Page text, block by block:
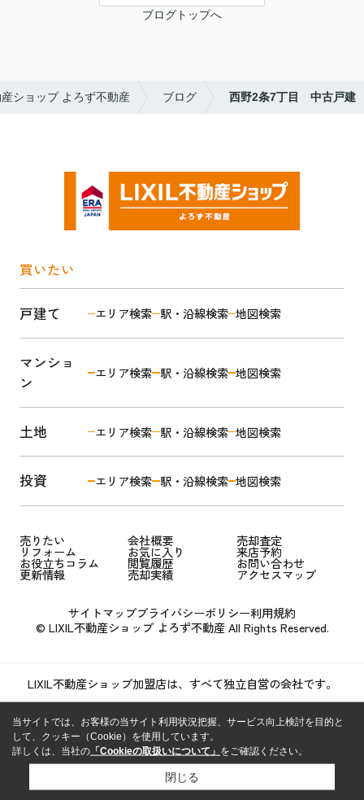
ブログトップへ
ショップ よろず不動産 ブログ 西野2条7丁目 中古戸建
買いたい
戸建て エリア検索 駅・沿線検索 地図検索
マンショ
ン
エリア検索 駅・沿線検索 地図検索
土地 エリア検索 駅・沿線検索 地図検索
投資 エリア検索 駅・沿線検索 地図検索
売りたい
リフォーム
お役立ちコラム
更新情報
会社概要
お気に入り
閲覧履歴
売却実績
売却査定
来店予約
お問い合わせ
アクセスマップ
サイトマッププライバシーポリシー利用規約
© LIXIL不動産ショップ よろず不動産 All Rights Reserved.
LIXIL不動産ショップ加盟店は、すべて独立自営の会社です。
当サイトでは、お客様の当サイト利用状況把握、サービス向上検討を目的と
して、クッキー（Cookie）を使用しています。
詳しくは、当社の 「Cookieの取扱いについて」 をご確認ください。
閉じる